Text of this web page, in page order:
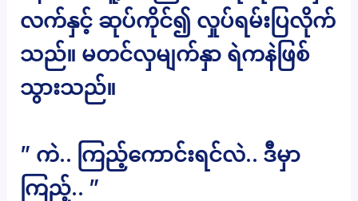
လက်နှင့် ဆုပ်ကိုင်၍ လှုပ်ရမ်းပြလိုက်
သည်။ မတင်လှမျက်နှာ ရဲကနဲဖြစ်
သွားသည်။
” ကဲ.. ကြည့်ကောင်းရင်လဲ.. ဒီမှာ
ကြည့်.. ”